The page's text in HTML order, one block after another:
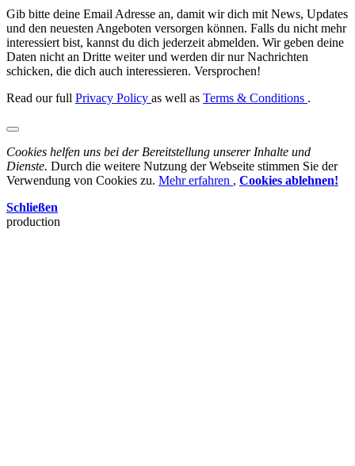
Gib bitte deine Email Adresse an, damit wir dich mit News, Updates
und den neuesten Angeboten versorgen können. Falls du nicht mehr
interessiert bist, kannst du dich jederzeit abmelden. Wir geben deine
Daten nicht an Dritte weiter und werden dir nur Nachrichten
schicken, die dich auch interessieren. Versprochen!
Read our full Privacy Policy as well as Terms & Conditions .
Cookies helfen uns bei der Bereitstellung unserer Inhalte und
Dienste. Durch die weitere Nutzung der Webseite stimmen Sie der
Verwendung von Cookies zu. Mehr erfahren , Cookies ablehnen!
Schließen
production